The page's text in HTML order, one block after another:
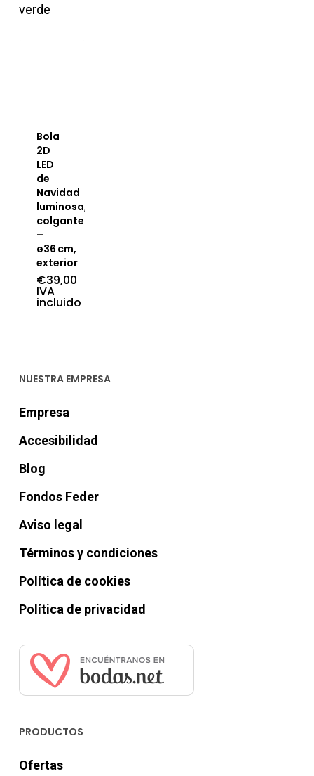
verde
Bola
2D
LED
de
Navidad
luminosa,
colgante
–
ø36 cm,
exterior
€39,00
IVA
incluido
NUESTRA EMPRESA
Empresa
Accesibilidad
Blog
Fondos Feder
Aviso legal
Términos y condiciones
Política de cookies
Política de privacidad
PRODUCTOS
Ofertas